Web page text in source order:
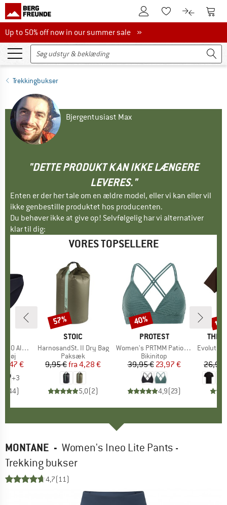
Til kundekontoenTil huskesedlen.
Til Til
Up to 50% off now in our summer sale
Up to 50% off now in our summer sale »
Trekkingbukser
Bjergentusiast Max
"DETTE PRODUKT KAN IKKE LÆNGERE
LEVERES."
Enten er der her tale om en ældre model, eller vi kan eller vil
ikke genbestille produktet hos producenten.
Du behøver ikke at give op! Selvfølgelig har vi alternativer
klar til dig:
VORES TOPSELLERE
Brief
pris
€
+3
44)
MÆRKE
STOIC
Artikel
HarnosandSt. II Dry Bag
Produktgruppe
Paksæk
Pris
9,95 € Nedsat pris
fra 4,28 €
5,0(2)
Rabat
57%
MÆRKE
PROTEST
Artikel
Women's PRTMM Patio Triangle
Produktgruppe
Bikinitop
Pris
39,95 €Nedsat pris
23,97 €
4,9(23)
Rabat
40%
THE
Artikel
Evolution
26,95
til
MONTANE - Women's Ineo Lite Pants -
Trekking bukser
4,7(11)